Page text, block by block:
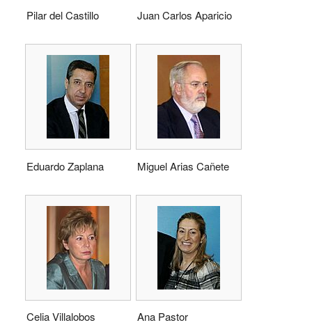
Pilar del Castillo Juan Carlos Aparicio
Eduardo Zaplana Miguel Arias Cañete
Celia Villalobos Ana Pastor